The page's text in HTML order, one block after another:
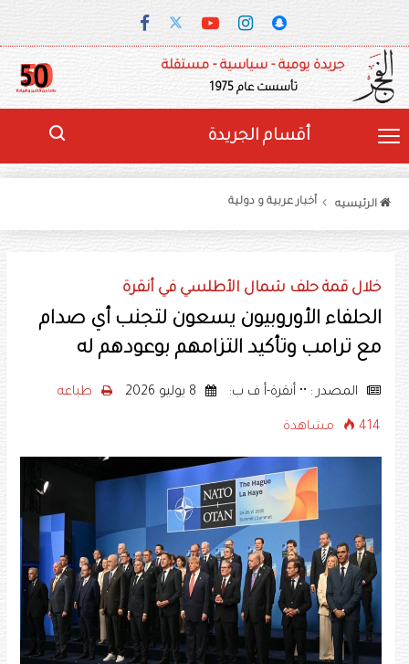
جريدة يومية - سياسية - مستقلة
تأسست عام 1975
أقسام الجريدة
الرئيسيه أخبار عربية و دولية
خلال قمة حلف شمال الأطلسي في أنقرة
الحلفاء الأوروبيون يسعون لتجنب أي صدام
مع ترامب وتأكيد التزامهم بوعودهم له
المصدر : •• أنقرة-أ ف ب: طباعه
414 مشاهدة